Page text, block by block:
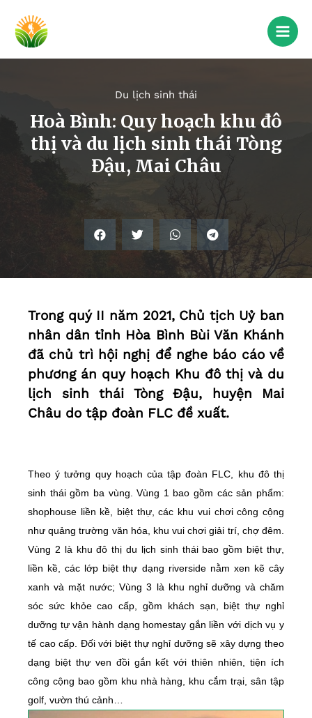
Du lịch sinh thái
Hoà Bình: Quy hoạch khu đô
thị và du lịch sinh thái Tòng
Đậu, Mai Châu
Trong quý II năm 2021, Chủ tịch Uỷ ban
nhân dân tỉnh Hòa Bình Bùi Văn Khánh
đã chủ trì hội nghị để nghe báo cáo về
phương án quy hoạch Khu đô thị và du
lịch sinh thái Tòng Đậu, huyện Mai
Châu do tập đoàn FLC đề xuất.
Theo ý tưởng quy hoạch của tập đoàn FLC, khu đô thị
sinh thái gồm ba vùng. Vùng 1 bao gồm các sản phẩm:
shophouse liền kề, biệt thự, các khu vui chơi công cộng
như quảng trường văn hóa, khu vui chơi giải trí, chợ đêm.
Vùng 2 là khu đô thị du lịch sinh thái bao gồm biệt thự,
liền kề, các lớp biệt thự dạng riverside nằm xen kẽ cây
xanh và mặt nước; Vùng 3 là khu nghỉ dưỡng và chăm
sóc sức khỏe cao cấp, gồm khách sạn, biệt thự nghỉ
dưỡng tự vận hành dạng homestay gắn liền với dịch vụ y
tế cao cấp. Đối với biệt thự nghỉ dưỡng sẽ xây dựng theo
dạng biệt thự ven đồi gắn kết với thiên nhiên, tiện ích
công cộng bao gồm khu nhà hàng, khu cắm trại, sân tập
golf, vườn thú cảnh…